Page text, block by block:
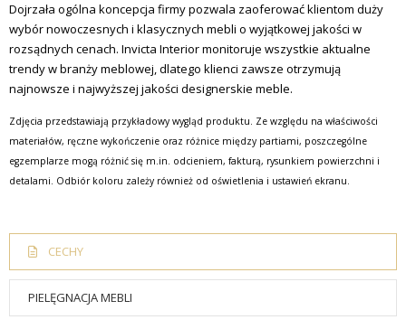
Dojrzała ogólna koncepcja firmy pozwala zaoferować klientom duży
wybór nowoczesnych i klasycznych mebli o wyjątkowej jakości w
rozsądnych cenach. Invicta Interior monitoruje wszystkie aktualne
trendy w branży meblowej, dlatego klienci zawsze otrzymują
najnowsze i najwyższej jakości designerskie meble.
Zdjęcia przedstawiają przykładowy wygląd produktu. Ze względu na właściwości
materiałów, ręczne wykończenie oraz różnice między partiami, poszczególne
egzemplarze mogą różnić się m.in. odcieniem, fakturą, rysunkiem powierzchni i
detalami. Odbiór koloru zależy również od oświetlenia i ustawień ekranu.
CECHY
PIELĘGNACJA MEBLI